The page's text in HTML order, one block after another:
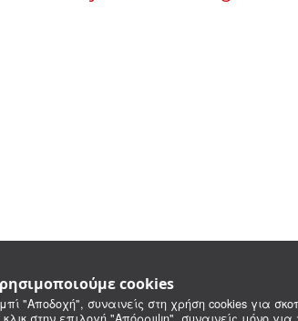
cookies
"Αποδοχή", συναινείς στη χρήση cookies για